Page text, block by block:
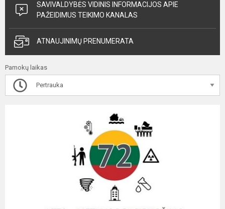
SAVIVALDYBĖS VIDINIS INFORMACIJOS APIE
PAŽEIDIMUS TEIKIMO KANALAS
ATNAUJINIMŲ PRENUMERATA
Pamokų laikas
Pertrauka